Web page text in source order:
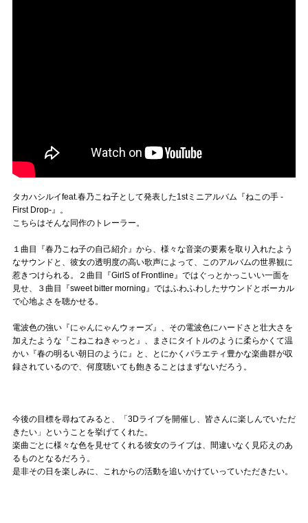
タカハシルイfeat.春乃こね子として発表した1stミニアルバム『ねこの手 -
First Drop-』。
こちらはそんな同作のトレーラー。
１曲目『春乃こね子の自己紹介』から、様々な音楽の要素を取り入れたよう
なサウンドと、彼女の透明度の高い歌声によって、このアルバムの世界観に
惹きつけられる。２曲目『GirlS of Frontline』ではぐっとかっこいい一面を
見せ、３曲目『sweet bitter morning』ではふわふわしたサウンドとボーカル
で心地よさを聴かせる。
電波色の強い『にゃんにゃんウォーズ』、その電波色にハードさと壮大さを
加えたような『こねこねきゃっと』、まさにタイトルのように柔らかくて温
かい『春の明るい朝日のように』と、とにかくバラエティ豊かな楽曲群が収
録されているので、何度聴いても飽きることはまずないだろう。
今後の目標を尋ねてみると、「3Dライブを開催し、皆さんに楽しんでいただ
きたい」ということを挙げてくれた。
楽曲ごとに様々な色を見せてくれる彼女のライブは、間違いなく見応えのあ
るものとなるだろう。
是非その日を楽しみに、これからの活動を追いかけていっていただきたい。